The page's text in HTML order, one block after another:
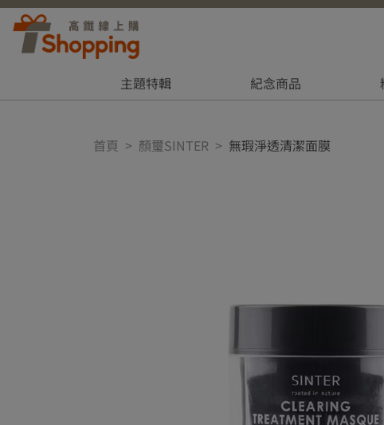
主題特輯 紀念商品
首頁 顏璽SINTER 無瑕淨透清潔面膜